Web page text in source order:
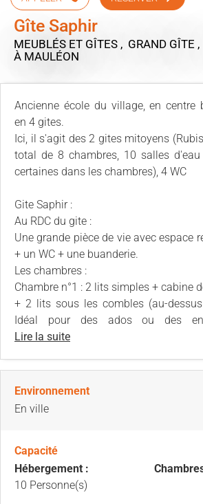
Gîte Saphir
MEUBLÉS ET GÎTES , GRAND GÎTE
À MAULÉON
Ancienne école du village, en centre
en 4 gites.
Ici, il s'agit des 2 gites mitoyens
total de 8 chambres, 10 salles
certaines dans les chambres), 4 WC
Gite Saphir :
Au RDC du gite :
Une grande pièce de vie avec espace
+ un WC + une buanderie.
Les chambres :
Chambre n°1 : 2 lits simples + cabine
+ 2 lits sous les combles (au-
Idéal pour des ados ou des
Lire la suite
Environnement
En ville
Capacité
Hébergement :
10 Personne(s)